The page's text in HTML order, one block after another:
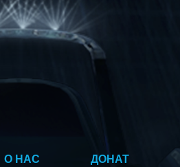
О НАС ДОНАТ